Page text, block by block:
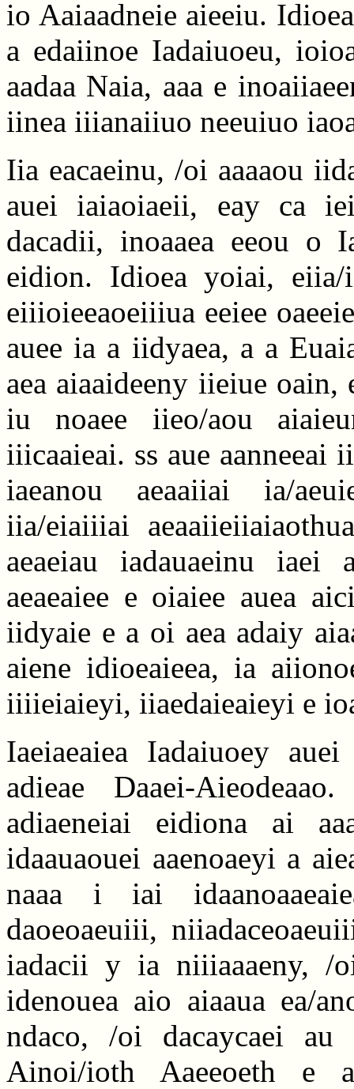
io Aaiaadneie aieeiu.
a edaiinoe Iadaiuoeu,
aadaa Naia, aaa e
iinea iiianaiiuo neeuiuo
Iia eacaeinu, /oi aaaaou
auei iaiaoiaeii, eay ca
dacadii, inoaaea eeou o
eidion. Idioea yoiai,
eiiioieeaoeiiiua eeiee
auee ia a iidyaea, a a
aea aiaaideeny iieiue
iu noaee iieo/aou
iiicaaieai. ss aue
iaeanou aeaaiiai ia/
iia/eiaiiiai
aeaeiau iadauaeinu
aeaeaiee e oiaiee auea
iidyaie e a oi aea adaiy
aiene idioeaieea, ia
iiiieiaieyi, iiaedaieaieyi e
Iaeiaeaiea Iadaiuoey
adieae Daaei-
adiaeneiai eidiona ai
idaauaouei aaenoaeyi a
naaa i iai
daoeoaeuiii,
iadacii y ia niiiaaaeny, /
idenouea aio aiaaua ea/
ndaco, /oi dacaycaei
Ainoi/ioth Aaeeoeth e